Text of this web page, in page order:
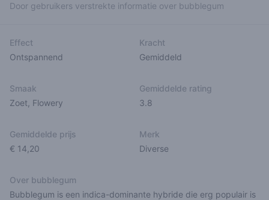
Door gebruikers verstrekte informatie over bubblegum
Effect
Ontspannend
Kracht
Gemiddeld
Smaak
Zoet Flowery
Gemiddelde rating
3.8
Gemiddelde prijs
€ 14,20
Merk
Diverse
Over bubblegum
Bubblegum is een indica-dominante hybride die erg populair is